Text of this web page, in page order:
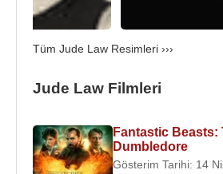
birlikte oynadığı
Nicole Kidman'la beraber
başarısızlığa uğradı ve
fakat tek başına bir filmin
yolunda kötü eleştiriler aldı.
Tüm Jude Law Resimleri ›››
Jude Law Filmleri
Fantastic Beasts:
Dumbledore
Gösterim Tarihi: 14